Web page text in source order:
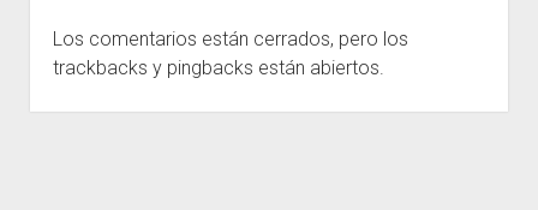
Los comentarios están cerrados, pero los
trackbacks y pingbacks están abiertos.